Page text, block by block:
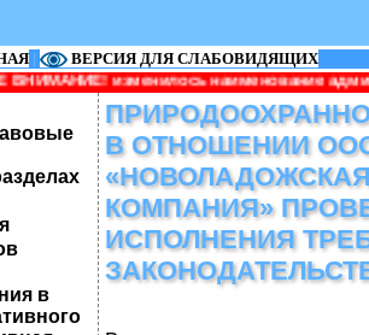
|
ВЕРСИЯ ДЛЯ СЛАБОВИДЯЩИХ
наименование администрации:
в
В ОТНОШЕНИИ
КОМПАНИЯ»
ИСПОЛНЕНИЯ